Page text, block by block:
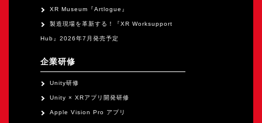
XR Museum『Artlogue』
製造現場を革新する！『XR Worksupport
Hub』2026年7月発売予定
企業研修
Unity研修
Unity × XRアプリ開発研修
Apple Vision Pro アプリ